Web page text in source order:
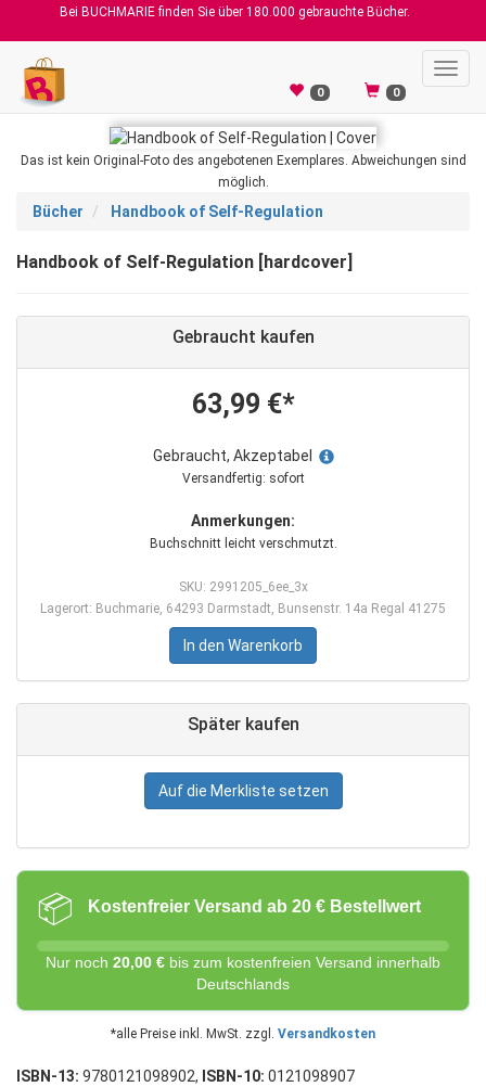
Bei BUCHMARIE finden Sie über 180.000 gebrauchte Bücher.
0 0
Das ist kein Original-Foto des angebotenen Exemplares. Abweichungen sind
möglich.
Bücher Handbook of Self-Regulation
Handbook of Self-Regulation [hardcover]
Gebraucht kaufen
63,99 €*
Gebraucht, Akzeptabel
Versandfertig: sofort
Anmerkungen:
Buchschnitt leicht verschmutzt.
SKU: 2991205_6ee_3x
Lagerort: Buchmarie, 64293 Darmstadt, Bunsenstr. 14a Regal 41275
In den Warenkorb
Später kaufen
Auf die Merkliste setzen
📦 Kostenfreier Versand ab 20 € Bestellwert
Nur noch 20,00 € bis zum kostenfreien Versand innerhalb
Deutschlands
*alle Preise inkl. MwSt. zzgl. Versandkosten
ISBN-13: 9780121098902, ISBN-10: 0121098907